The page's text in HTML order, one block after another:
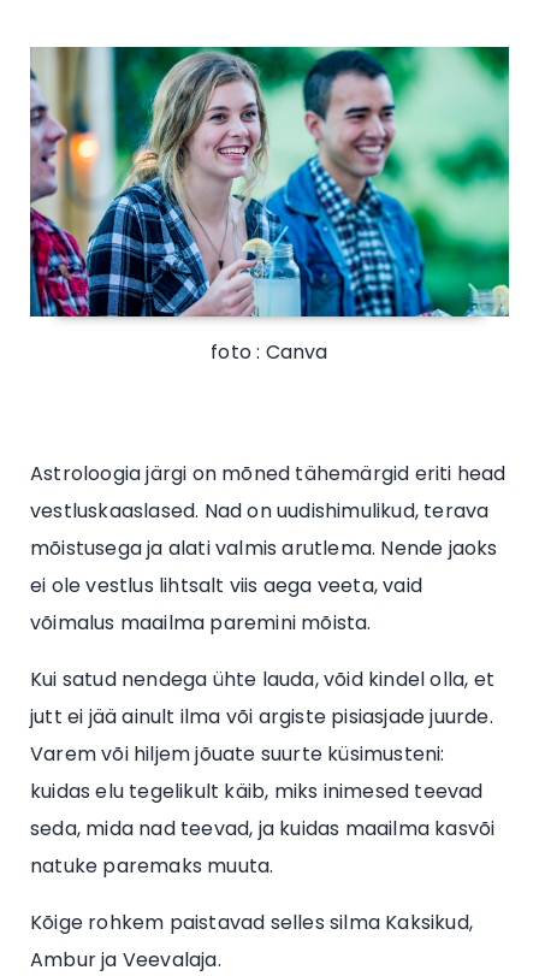
foto : Canva
Astroloogia järgi on mõned tähemärgid eriti head
vestluskaaslased. Nad on uudishimulikud, terava
mõistusega ja alati valmis arutlema. Nende jaoks
ei ole vestlus lihtsalt viis aega veeta, vaid
võimalus maailma paremini mõista.
Kui satud nendega ühte lauda, võid kindel olla, et
jutt ei jää ainult ilma või argiste pisiasjade juurde.
Varem või hiljem jõuate suurte küsimusteni:
kuidas elu tegelikult käib, miks inimesed teevad
seda, mida nad teevad, ja kuidas maailma kasvõi
natuke paremaks muuta.
Kõige rohkem paistavad selles silma Kaksikud,
Ambur ja Veevalaja.